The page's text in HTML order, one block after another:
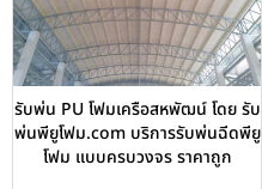
รับพ่น PU โฟมเครือสหพัฒน์ โดย รับ
พ่นพียูโฟม.com บริการรับพ่นฉีดพียู
โฟม แบบครบวงจร ราคาถูก